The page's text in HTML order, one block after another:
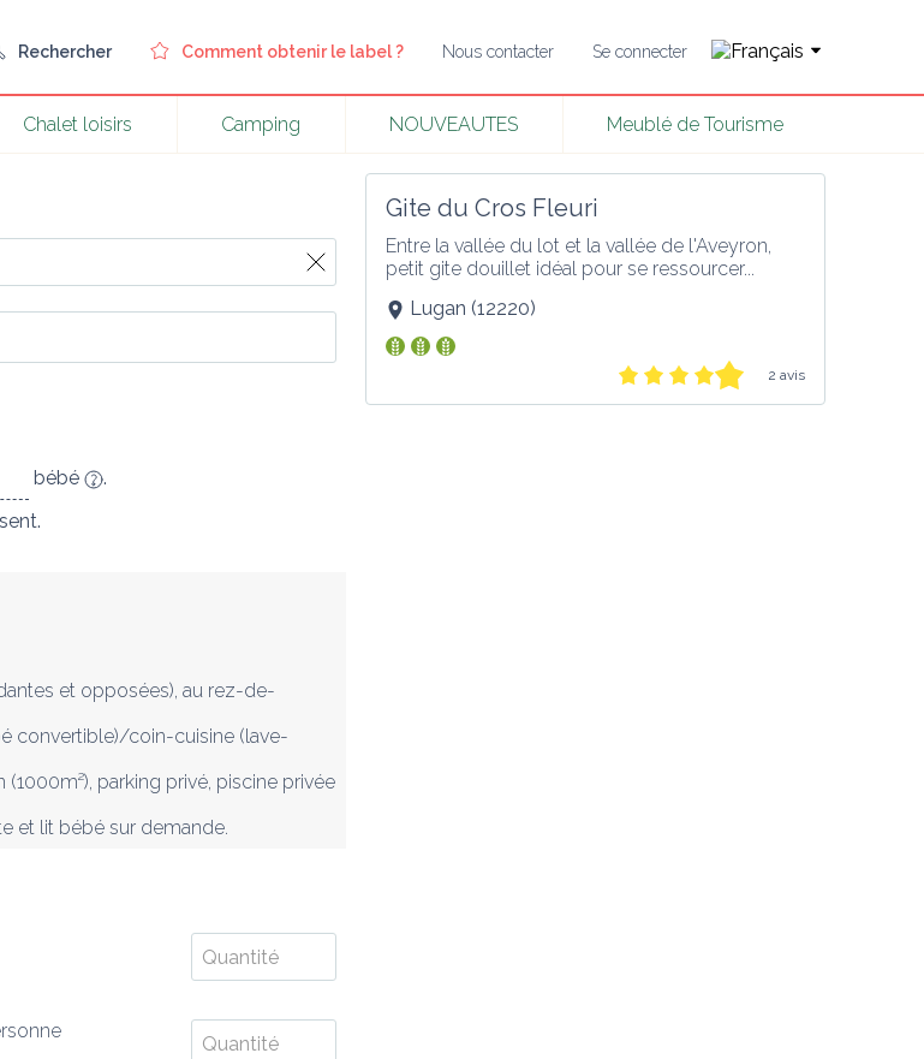
Rechercher Comment obtenir le label ? Nous contacter Se connecter
Chalet loisirs Camping NOUVEAUTES Meublé de Tourisme
bébé
.
et opposées), au rez-de-
convertible)/coin-cuisine (lave-
parking privé, piscine privée
et lit bébé sur demande.
Gite du Cros Fleuri
Entre la vallée du lot et la vallée de l'Aveyron,
petit gite douillet idéal pour se ressourcer...
Lugan (12220)
2 avis